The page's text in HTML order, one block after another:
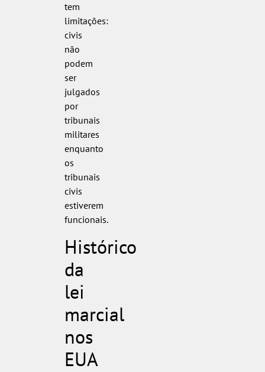
tem
limitações:
civis
não
podem
ser
julgados
por
tribunais
militares
enquanto
os
tribunais
civis
estiverem
funcionais.
Histórico
da
lei
marcial
nos
EUA